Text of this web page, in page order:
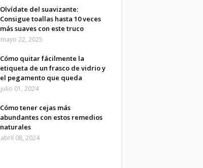
Olvídate del suavizante:
Consigue toallas hasta 10 veces
más suaves con este truco
mayo 22, 2025
Cómo quitar fácilmente la
etiqueta de un frasco de vidrio y
el pegamento que queda
julio 01, 2024
Cómo tener cejas más
abundantes con estos remedios
naturales
abril 08, 2024